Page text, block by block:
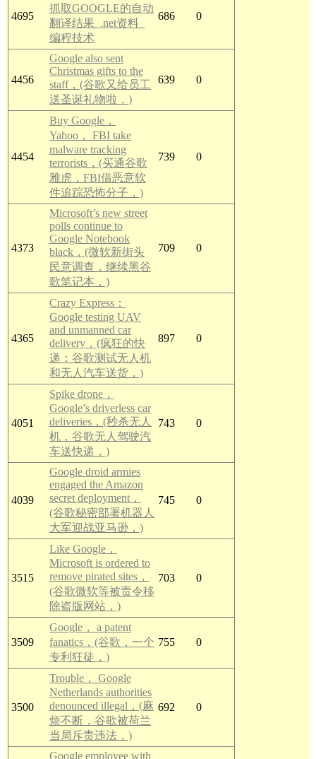
4695
抓取GOOGLE的自动
翻译结果_.net资料_
编程技术
686 0
4456
Google also sent
Christmas gifts to the
staff，(谷歌又给员工
送圣诞礼物啦，)
639 0
4454
Buy Google，
Yahoo， FBI take
malware tracking
terrorists，(买通谷歌
雅虎，FBI借恶意软
件追踪恐怖分子，)
739 0
4373
Microsoft’s new street
polls continue to
Google Notebook
black，(微软新街头
民意调查，继续黑谷
歌笔记本，)
709 0
4365
Crazy Express：
Google testing UAV
and unmanned car
delivery，(疯狂的快
递：谷歌测试无人机
和无人汽车送货，)
897 0
4051
Spike drone，
Google’s driverless car
deliveries，(秒杀无人
机，谷歌无人驾驶汽
车送快递，)
743 0
4039
Google droid armies
engaged the Amazon
secret deployment，
(谷歌秘密部署机器人
大军迎战亚马逊，)
745 0
3515
Like Google，
Microsoft is ordered to
remove pirated sites，
(谷歌微软等被责令移
除盗版网站，)
703 0
3509
Google， a patent
fanatics，(谷歌，一个
专利狂徒，)
755 0
3500
Trouble， Google
Netherlands authorities
denounced illegal，(麻
烦不断，谷歌被荷兰
当局斥责违法，)
692 0
Google employee with